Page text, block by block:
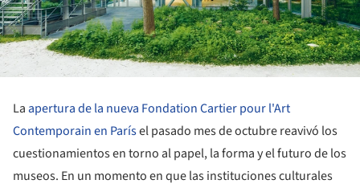
La apertura de la nueva Fondation Cartier pour l'Art
Contemporain en Parísel pasado mes de octubre reavivó los
cuestionamientos en torno al papel, la forma y el futuro de los
museos. En un momento en que las instituciones culturales